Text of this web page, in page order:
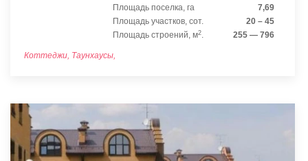
Площадь поселка, га
7,69
Площадь участков, сот.
20 – 45
Площадь строений, м2. 255 — 796
Коттеджи, Таунхаусы,